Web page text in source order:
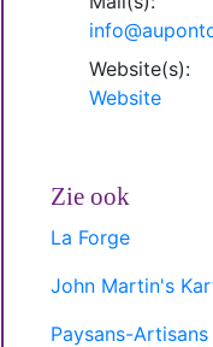
Website(s):
Website
Zie ook
La Forge
John Martin's
Paysans-Artisans